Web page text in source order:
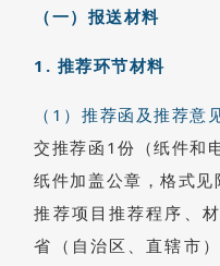
（一）报送材料
1. 推荐环节材料
（1）推荐函及推荐意
交推荐函1份（纸件和
纸件加盖公章，格式
推荐项目推荐程序、
省（自治区、直辖市